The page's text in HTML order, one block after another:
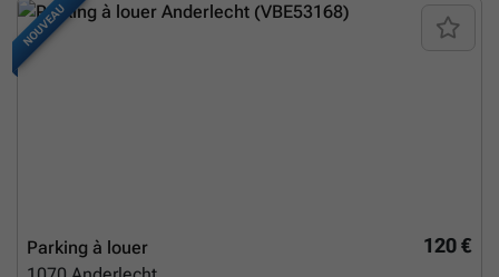
NOUVEAU
120 €
Parking à louer